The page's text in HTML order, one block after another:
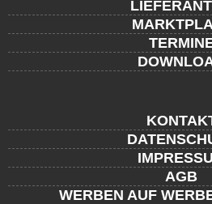
AGB
WERBEN AUF